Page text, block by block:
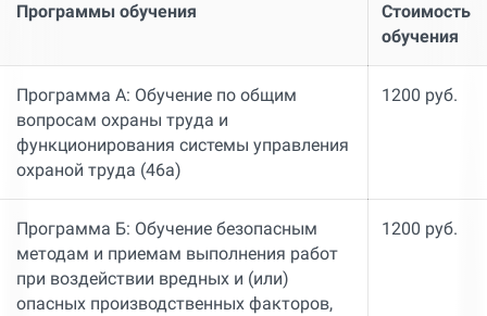
Программы обучения
Стоимость
обучения
Программа А: Обучение по общим
вопросам охраны труда и
функционирования системы управления
охраной труда (46а)
1200 руб.
Программа Б: Обучение безопасным
методам и приемам выполнения работ
при воздействии вредных и (или)
опасных производственных факторов,
1200 руб.